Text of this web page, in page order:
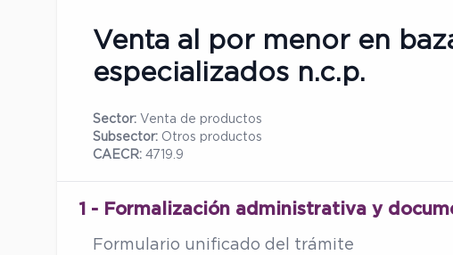
Venta al por menor en
especializados n.c.p.
Sector: Venta de productos
Subsector: Otros productos
CAECR: 4719.9
1 - Formalización administrativa y
Formulario unificado del trámite